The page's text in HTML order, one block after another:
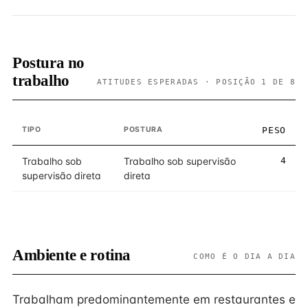
Postura no
trabalho
ATITUDES ESPERADAS · POSIÇÃO 1 DE 8
TIPO POSTURA PESO
Trabalho sob
supervisão direta
Trabalho sob supervisão
direta
4
Ambiente e rotina COMO É O DIA A DIA
Trabalham predominantemente em restaurantes e